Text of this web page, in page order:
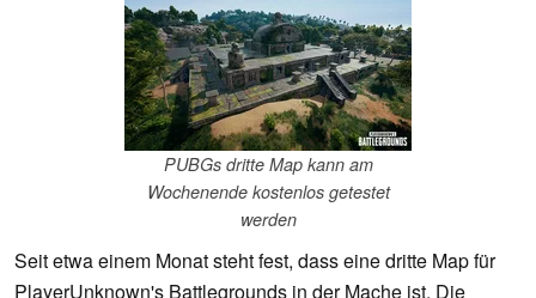
PUBGs dritte Map kann am
Wochenende kostenlos getestet
werden
Seit etwa einem Monat steht fest, dass eine dritte Map für
PlayerUnknown's Battlegrounds in der Mache ist. Die